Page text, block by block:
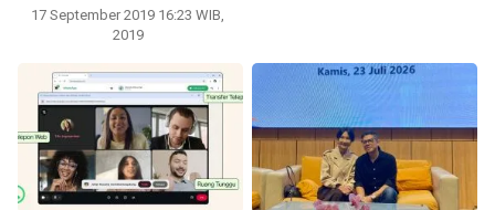
17 September 2019 16:23 WIB,
2019